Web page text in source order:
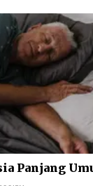
Panjang